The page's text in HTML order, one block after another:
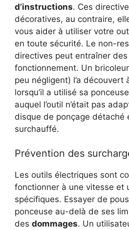
d’instructions. Ces
décoratives, au contraire,
vous aider à utiliser votre
en toute sécurité. Le non-
directives peut entraîner
fonctionnement. Un
peu négligent) l’a découvert
lorsqu’il a utilisé sa
auquel l’outil n’était pas
disque de ponçage détaché
surchauffé.
Prévention des
Les outils électriques sont
fonctionner à une vitesse et
spécifiques. Essayer de
ponceuse au-delà de ses
des dommages. Un